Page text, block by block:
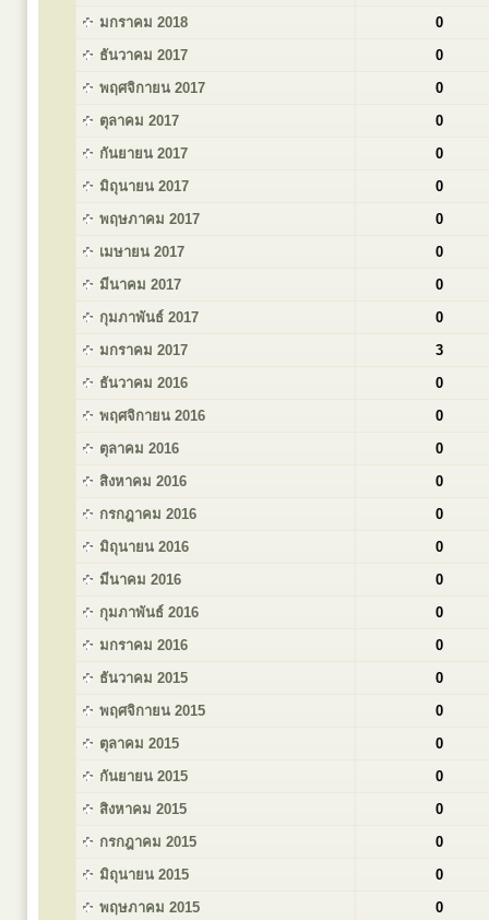
มกราคม 2018
0
ธันวาคม 2017
0
พฤศจิกายน 2017
0
ตุลาคม 2017
0
กันยายน 2017
0
มิถุนายน 2017
0
พฤษภาคม 2017
0
เมษายน 2017
0
มีนาคม 2017
0
กุมภาพันธ์ 2017
0
มกราคม 2017
3
ธันวาคม 2016
0
พฤศจิกายน 2016
0
ตุลาคม 2016
0
สิงหาคม 2016
0
กรกฎาคม 2016
0
มิถุนายน 2016
0
มีนาคม 2016
0
กุมภาพันธ์ 2016
0
มกราคม 2016
0
ธันวาคม 2015
0
พฤศจิกายน 2015
0
ตุลาคม 2015
0
กันยายน 2015
0
สิงหาคม 2015
0
กรกฎาคม 2015
0
มิถุนายน 2015
0
พฤษภาคม 2015
0